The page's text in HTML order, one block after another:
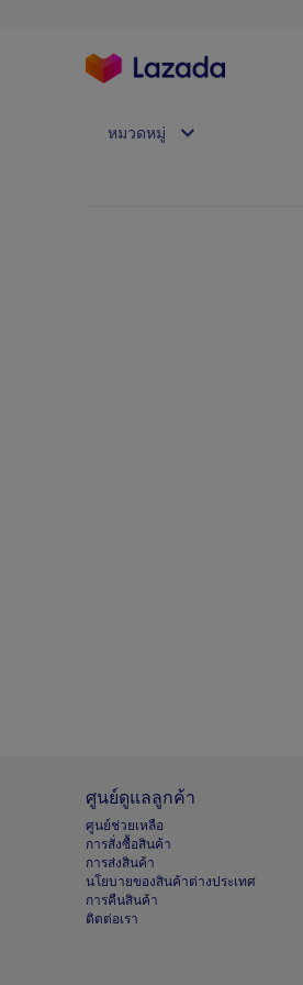
หมวดหมู่
ศูนย์ดูแลลูกค้า
ศูนย์ช่วยเหลือ
การสั่งซื้อสินค้า
การส่งสินค้า
นโยบายของสินค้าต่างประเทศ
การคืนสินค้า
ติดต่อเรา